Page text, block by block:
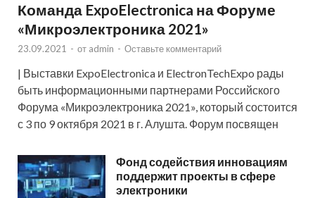
Команда ExpoElectronica на Форуме
«Микроэлектроника 2021»
23.09.2021 - от admin - Оставьте комментарий
| Выставки ExpoElectronica и ElectronTechExpo рады
быть информационными партнерами Российского
Форума «Микроэлектроника 2021», который состоится
с 3 по 9 октября 2021 в г. Алушта. Форум посвящен
Фонд содействия инновациям
поддержит проекты в сфере
электроники